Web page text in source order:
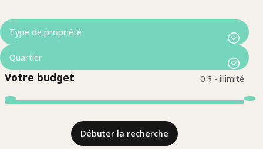
Votre budget
Débuter la recherche